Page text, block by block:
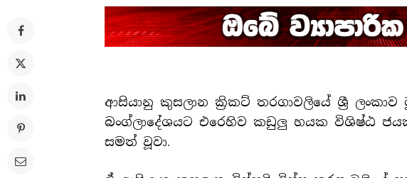
ආසියානු කුසලාන ක්‍රිකට් තරගාවලියේ ශ්‍රී
බංග්ලාදේශයට එරෙහිව කඩුලු හයක විශිෂ්ඨ
සමත් වූවා.